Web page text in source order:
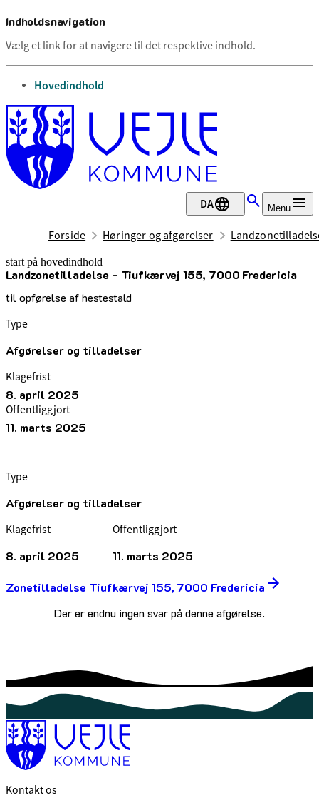
Indholdsnavigation
Vælg et link for at navigere til det respektive indhold.
gå til
Hovedindhold
DA Menu
Forside Høringer og afgørelser
start på hovedindhold
Landzonetilladelse - Tiufkærvej 155, 7000 Fredericia
til opførelse af hestestald
senest opdateret 22. april 2025
Type
Afgørelser og tilladelser
Klagefrist
8. april 2025
Offentliggjort
11. marts 2025
Type
Afgørelser og tilladelser
Klagefrist
8. april 2025
Offentliggjort
11. marts 2025
Zonetilladelse Tiufkærvej 155, 7000 Fredericia
Der er endnu ingen svar på denne afgørelse.
Kontakt os